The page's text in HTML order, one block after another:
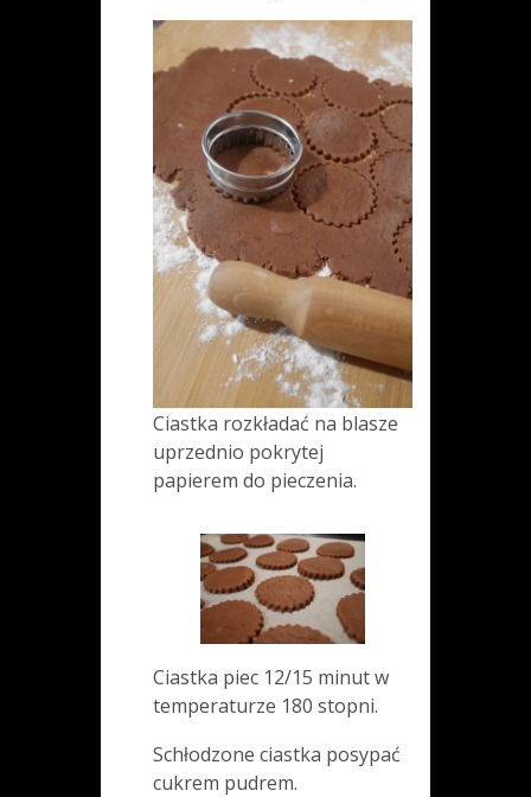
Ciastka rozkładać na blasze
uprzednio pokrytej
papierem do pieczenia.
Ciastka piec 12/15 minut w
temperaturze 180 stopni.
Schłodzone ciastka posypać
cukrem pudrem.